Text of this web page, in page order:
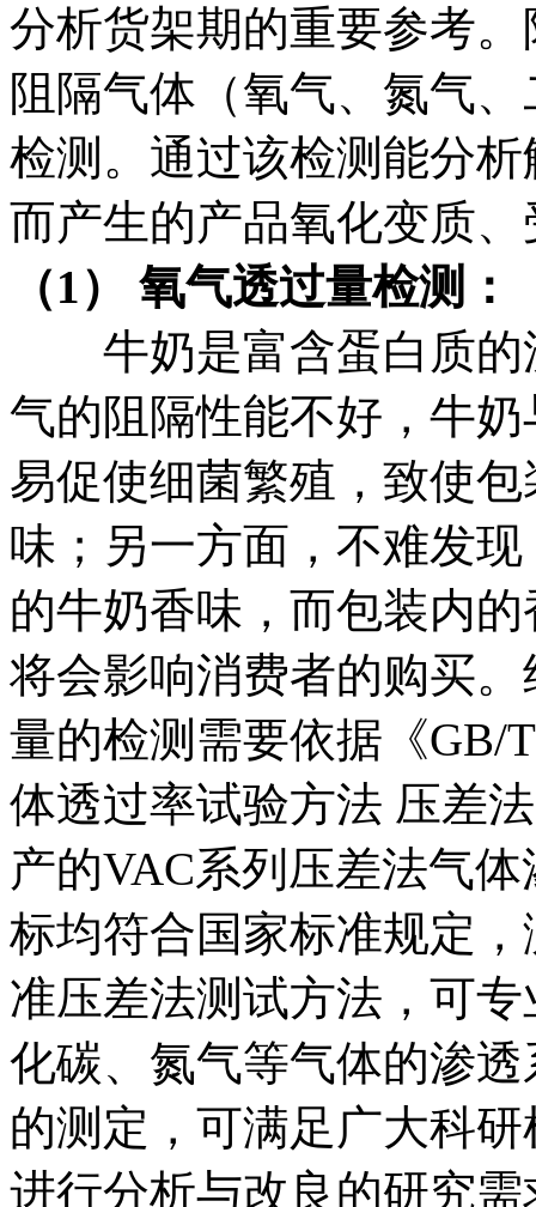
分析货架期的重要参考
阻隔气体（氧气、氮气
检测。通过该检测能分
而产生的产品氧化变质
（1） 氧气透过量检测：
牛奶是富含蛋白质的
气的阻隔性能不好，牛
易促使细菌繁殖，致使
味；另一方面，不难发
的牛奶香味，而包装内
将会影响消费者的购买
量的检测需要依据《GB/
体透过率试验方法 压差
产的VAC系列压差法气
标均符合国家标准规定
准压差法测试方法，可
化碳、氮气等气体的渗
的测定，可满足广大科
进行分析与改良的研究